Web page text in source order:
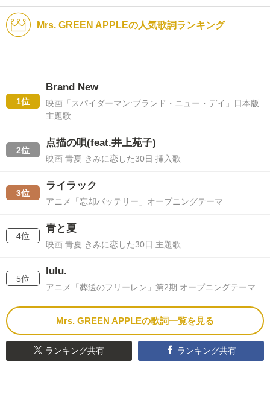
Mrs. GREEN APPLEの人気歌詞ランキング
1位
Brand New
映画「スパイダーマン:ブランド・ニュー・デイ」日本版
主題歌
2位
点描の唄(feat.井上苑子)
映画 青夏 きみに恋した30日 挿入歌
3位
ライラック
アニメ「忘却バッテリー」オープニングテーマ
4位
青と夏
映画 青夏 きみに恋した30日 主題歌
5位
lulu.
アニメ「葬送のフリーレン」第2期 オープニングテーマ
Mrs. GREEN APPLEの歌詞一覧を見る
ランキング共有 ランキング共有